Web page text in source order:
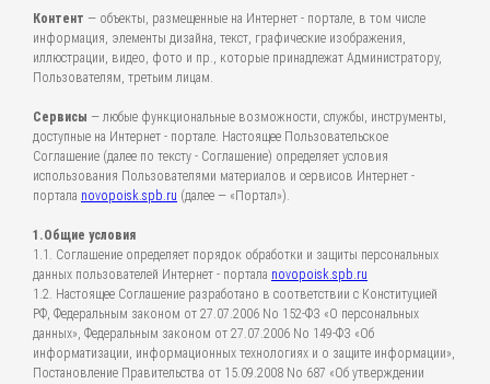
Контент — объекты, размещенные на Интернет - портале, в том числе
информация, элементы дизайна, текст, графические изображения,
иллюстрации, видео, фото и пр., которые принадлежат Администратору,
Пользователям, третьим лицам.
Сервисы — любые функциональные возможности, службы, инструменты,
доступные на Интернет - портале. Настоящее Пользовательское
Соглашение (далее по тексту - Соглашение) определяет условия
использования Пользователями материалов и сервисов Интернет -
портала novopoisk.spb.ru (далее — «Портал»).
1.Общие условия
1.1. Соглашение определяет порядок обработки и защиты персональных
данных пользователей Интернет - портала novopoisk.spb.ru
1.2. Настоящее Соглашение разработано в соответствии с Конституцией
РФ, Федеральным законом от 27.07.2006 No 152-ФЗ «О персональных
данных», Федеральным законом от 27.07.2006 No 149-ФЗ «Об
информатизации, информационных технологиях и о защите информации»,
Постановление Правительства от 15.09.2008 No 687 «Об утверждении